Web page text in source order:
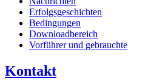
Erfolgsgeschichten
Bedingungen
Downloadbereich
Vorführer und gebrauchte
Kontakt